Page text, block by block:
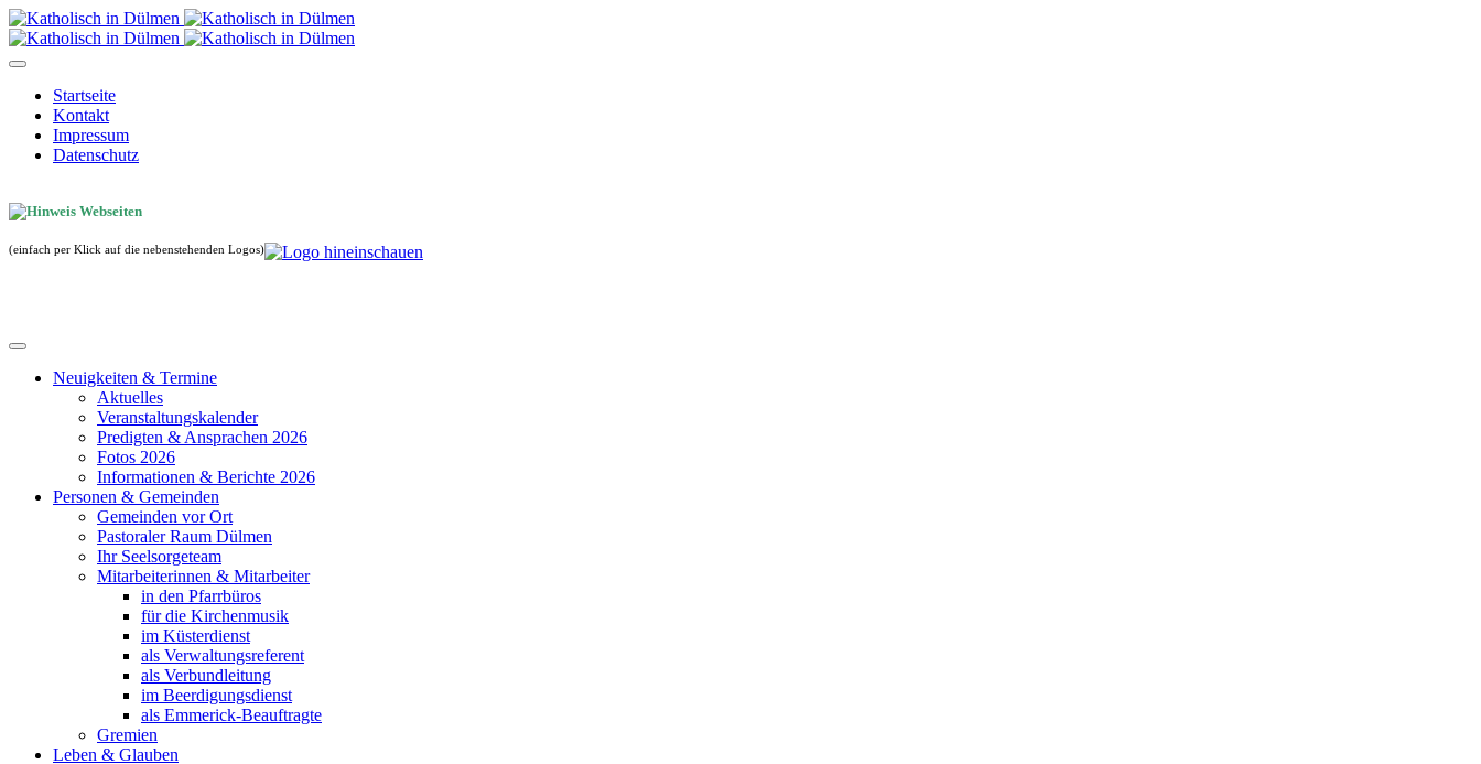
Startseite
Kontakt
Impressum
Datenschutz
(einfach per Klick auf die nebenstehenden Logos)
Neuigkeiten & Termine
Aktuelles
Veranstaltungskalender
Predigten & Ansprachen 2026
Fotos 2026
Informationen & Berichte 2026
Personen & Gemeinden
Gemeinden vor Ort
Pastoraler Raum Dülmen
Ihr Seelsorgeteam
Mitarbeiterinnen & Mitarbeiter
in den Pfarrbüros
für die Kirchenmusik
im Küsterdienst
als Verwaltungsreferent
als Verbundleitung
im Beerdigungsdienst
als Emmerick-Beauftragte
Gremien
Leben & Glauben